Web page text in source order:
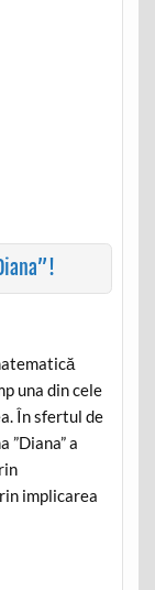
una din cele
În sfertul de
a
implicarea